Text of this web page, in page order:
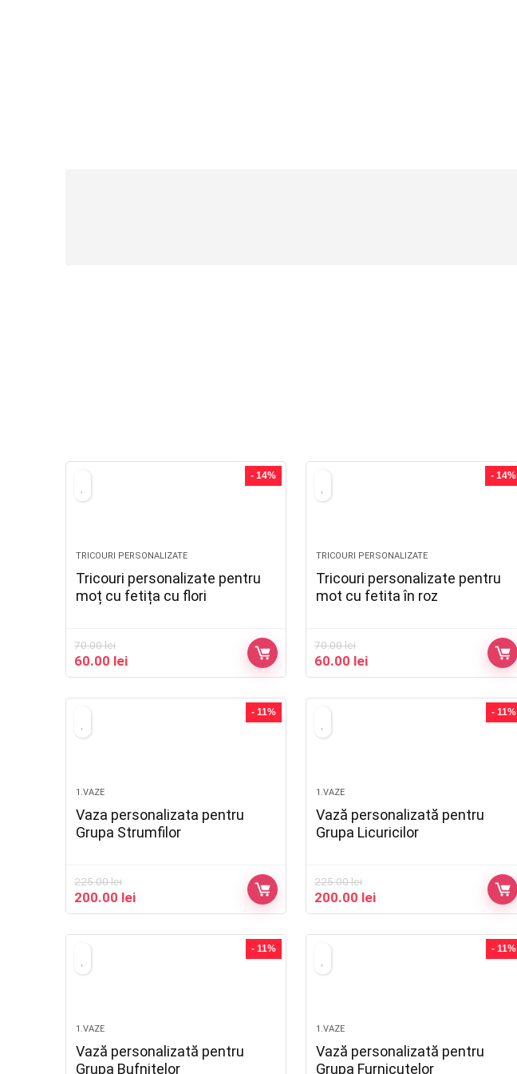
- 14%
TRICOURI PERSONALIZATE
Tricouri personalizate pentru
moț cu fetița cu flori
70.00lei
60.00 lei
- 14%
TRICOURI PERSONALIZATE
Tricouri personalizate pentru
mot cu fetita în roz
70.00lei
60.00 lei
- 11%
1.VAZE
Vaza personalizata pentru
Grupa Strumfilor
225.00lei
200.00 lei
- 11%
1.VAZE
Vază personalizată pentru
Grupa Licuricilor
225.00lei
200.00 lei
- 11%
1.VAZE
Vază personalizată pentru
Grupa Bufnițelor
- 11%
1.VAZE
Vază personalizată pentru
Grupa Furnicuțelor